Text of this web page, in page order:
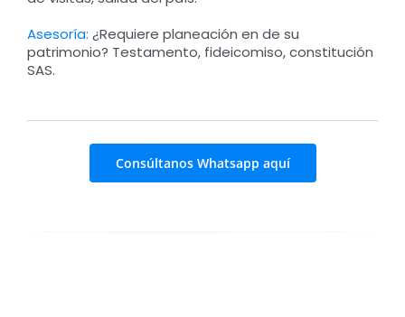
Asesoría: ¿Requiere planeación en de su
patrimonio? Testamento, fideicomiso, constitución
SAS.
Consúltanos Whatsapp aquí